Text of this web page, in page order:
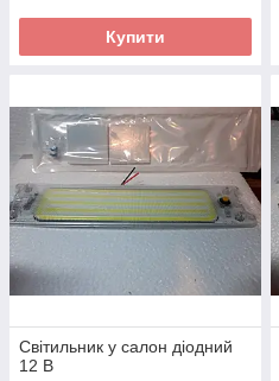
Купити
Світильник у салон діодний
12 В